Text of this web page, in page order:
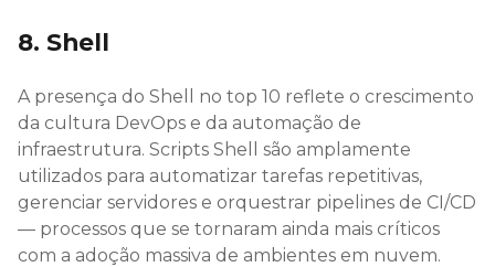
8. Shell
A presença do Shell no top 10 reflete o crescimento
da cultura DevOps e da automação de
infraestrutura. Scripts Shell são amplamente
utilizados para automatizar tarefas repetitivas,
gerenciar servidores e orquestrar pipelines de CI/CD
— processos que se tornaram ainda mais críticos
com a adoção massiva de ambientes em nuvem.